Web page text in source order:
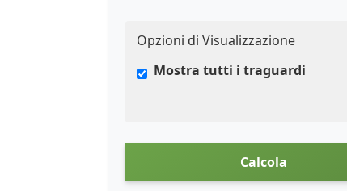
Opzioni di Visualizzazione
Mostra tutti i traguardi
Calcola